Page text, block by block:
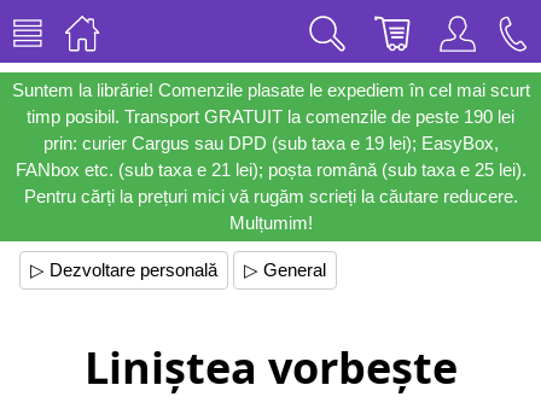
Suntem la librărie! Comenzile plasate le expediem în cel mai scurt
timp posibil. Transport GRATUIT la comenzile de peste 190 lei
prin: curier Cargus sau DPD (sub taxa e 19 lei); EasyBox,
FANbox etc. (sub taxa e 21 lei); poșta română (sub taxa e 25 lei).
Pentru cărți la prețuri mici vă rugăm scrieți la căutare reducere.
Mulțumim!
▷ Dezvoltare personală ▷ General
Liniștea vorbește